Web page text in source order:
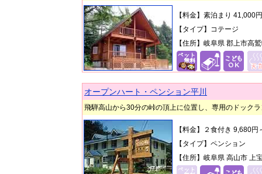
【料金】素泊まり 41,000
【タイプ】コテージ
【住所】岐阜県 郡上市高
オープンハート・ペンション平川
飛騨高山から30分の峠の頂上に位置し、専用のドック
【料金】２食付き 9,680円
【タイプ】ペンション
【住所】岐阜県 高山市 上